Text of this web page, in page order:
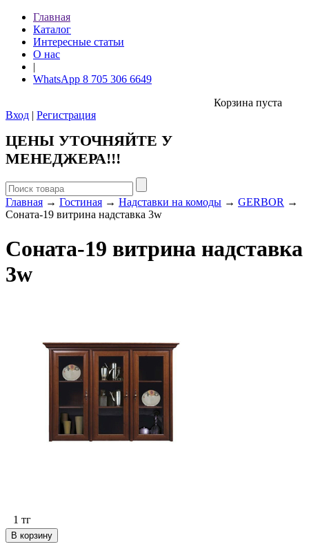
Главная
Каталог
Интересные статьи
О нас
|
WhatsApp 8 705 306 6649
Корзина пуста
Вход | Регистрация
ЦЕНЫ УТОЧНЯЙТЕ У
МЕНЕДЖЕРА!!!
Главная → Гостиная → Надставки на комоды → GERBOR →
Соната-19 витрина надставка 3w
Соната-19 витрина надставка
3w
1 тг
В корзину